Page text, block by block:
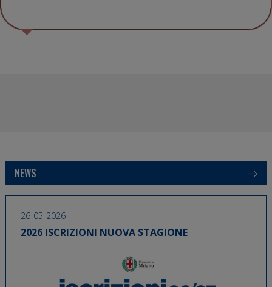
NEWS
26-05-2026
2026 ISCRIZIONI NUOVA STAGIONE